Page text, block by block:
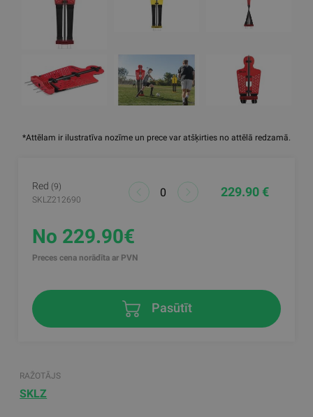
*Attēlam ir ilustratīva nozīme un prece var atšķirties no attēlā redzamā.
Red (9)
SKLZ212690
229.90 €
No 229.90€
Preces cena norādīta ar PVN
Pasūtīt
RAŽOTĀJS
SKLZ